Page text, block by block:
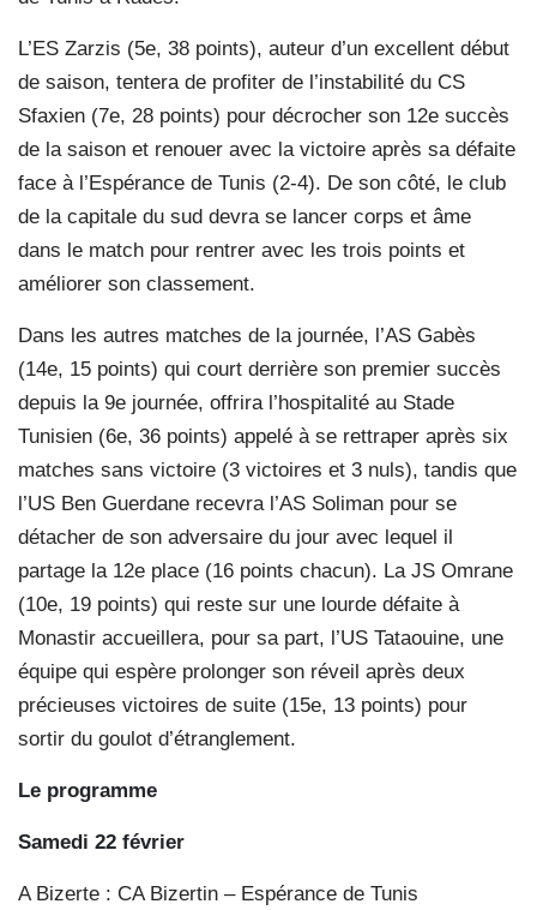
L’ES Zarzis (5e, 38 points), auteur d’un excellent début
de saison, tentera de profiter de l’instabilité du CS
Sfaxien (7e, 28 points) pour décrocher son 12e succès
de la saison et renouer avec la victoire après sa défaite
face à l’Espérance de Tunis (2-4). De son côté, le club
de la capitale du sud devra se lancer corps et âme
dans le match pour rentrer avec les trois points et
améliorer son classement.
Dans les autres matches de la journée, l’AS Gabès
(14e, 15 points) qui court derrière son premier succès
depuis la 9e journée, offrira l’hospitalité au Stade
Tunisien (6e, 36 points) appelé à se rettraper après six
matches sans victoire (3 victoires et 3 nuls), tandis que
l’US Ben Guerdane recevra l’AS Soliman pour se
détacher de son adversaire du jour avec lequel il
partage la 12e place (16 points chacun). La JS Omrane
(10e, 19 points) qui reste sur une lourde défaite à
Monastir accueillera, pour sa part, l’US Tataouine, une
équipe qui espère prolonger son réveil après deux
précieuses victoires de suite (15e, 13 points) pour
sortir du goulot d’étranglement.
Le programme
Samedi 22 février
A Bizerte : CA Bizertin – Espérance de Tunis